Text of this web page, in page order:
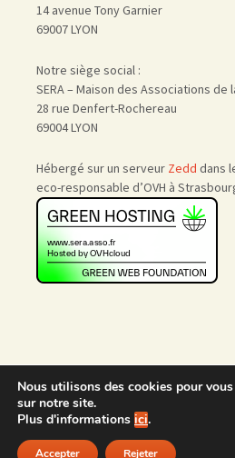
14 avenue Tony Garnier
69007 LYON
Notre siège social :
SERA – Maison des Associations de
28 rue Denfert-Rochereau
69004 LYON
Hébergé sur un serveur Zedd dans
eco-responsable d’OVH à
Accueil | Nous
Nous utilisons des cookies pour
sur notre site.
Plus d'informations ici.
Accepter Rejeter